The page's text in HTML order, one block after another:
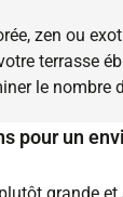
zen ou
terrasse
le nombre
pour un